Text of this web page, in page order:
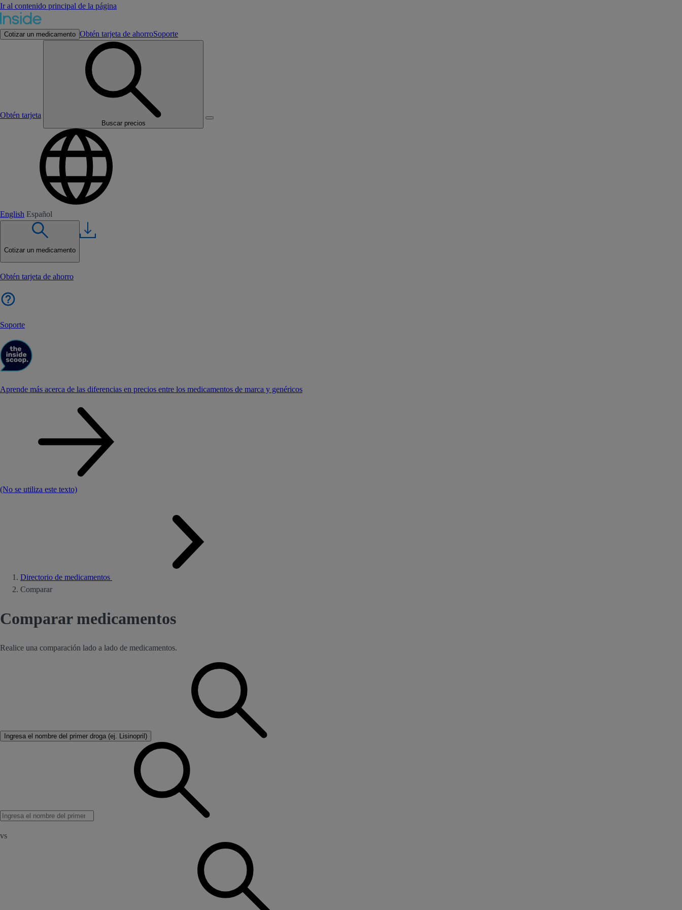
Ir al contenido principal de la página
Cotizar un medicamento Obtén tarjeta de ahorroSoporte
Obtén tarjeta
Buscar precios
English Español
Cotizar un medicamento
Obtén tarjeta de ahorro
Soporte
Aprende más acerca de las diferencias en precios entre los medicamentos de marca y genéricos
(No se utiliza este texto)
Directorio de medicamentos
Comparar
Comparar medicamentos
Realice una comparación lado a lado de medicamentos.
Ingresa el nombre del primer droga (ej. Lisinopril)
vs